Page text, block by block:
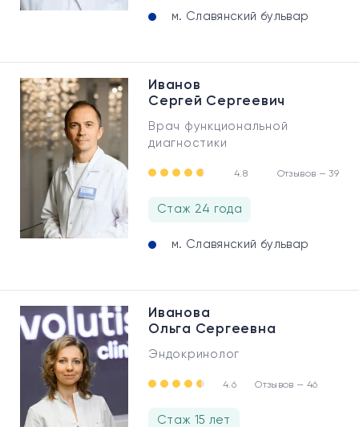
м. Славянский бульвар
Иванов
Сергей Сергеевич
Врач функциональной
диагностики
4.8 Отзывов — 39
Стаж 24 года
м. Славянский бульвар
Иванова
Ольга Сергеевна
Эндокринолог
4.6 Отзывов — 46
Стаж 15 лет